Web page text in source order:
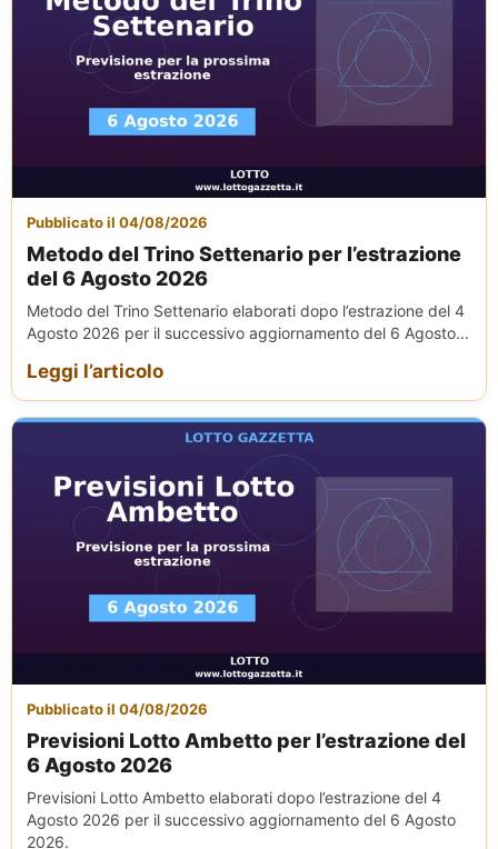
Pubblicato il 04/08/2026
Metodo del Trino Settenario per l’estrazione
del 6 Agosto 2026
Metodo del Trino Settenario elaborati dopo l’estrazione del 4
Agosto 2026 per il successivo aggiornamento del 6 Agosto...
Leggi l’articolo
Pubblicato il 04/08/2026
Previsioni Lotto Ambetto per l’estrazione del
6 Agosto 2026
Previsioni Lotto Ambetto elaborati dopo l’estrazione del 4
Agosto 2026 per il successivo aggiornamento del 6 Agosto
2026.